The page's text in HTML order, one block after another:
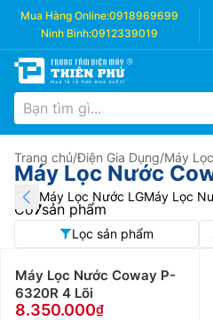
Mua Hàng Online:0918969699
Ninh Bình:0912339019
Trang chủ/Điện Gia Dụng/Máy
Máy Lọc Nước
Máy Lọc Nước LGMáy Lọc
Có7sản phẩm
Lọc sản phẩm
Máy Lọc Nước Coway P-
6320R 4 Lõi
8.350.000